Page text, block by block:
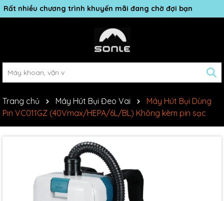
Rất nhiều chương trình khuyến mãi đang chờ đợi bạn
Trang chủ Máy Hút Bụi Đeo Vai
Máy Hút Bụi Dùng
Pin VC011GZ (40Vmax/HEPA/6L/BL) Không kèm pin sạc